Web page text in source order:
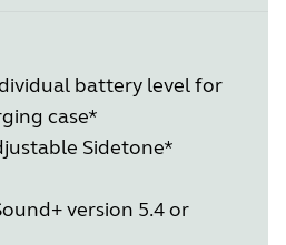
battery level for
case*
Sidetone*
version 5.4 or